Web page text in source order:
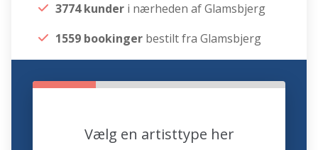
3774 kunder i nærheden af Glamsbjerg
1559 bookinger bestilt fra Glamsbjerg
Vælg en artisttype her